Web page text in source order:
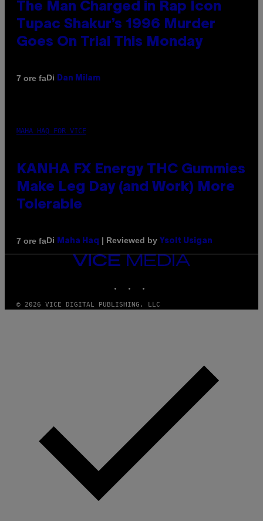
The Man Charged in Rap Icon
Tupac Shakur’s 1996 Murder
Goes On Trial This Monday
7 ore faDi Dan Milam
MAHA HAQ FOR VICE
KANHA FX Energy THC Gummies
Make Leg Day (and Work) More
Tolerable
7 ore faDi Maha Haq | Reviewed by Ysolt Usigan
VICE
© 2026 VICE DIGITAL PUBLISHING, LLC